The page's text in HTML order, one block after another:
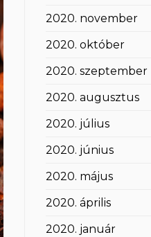
2020. november
2020. október
2020. szeptember
2020. augusztus
2020. július
2020. június
2020. május
2020. április
2020. január